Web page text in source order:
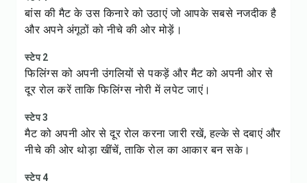
बांस की मैट के उस किनारे को उठाएं जो आपके सबसे नजदीक है
और अपने अंगूठों को नीचे की ओर मोड़ें।
स्टेप 2
फिलिंग्स को अपनी उंगलियों से पकड़ें और मैट को अपनी ओर से
दूर रोल करें ताकि फिलिंग्स नोरी में लपेट जाएं।
स्टेप 3
मैट को अपनी ओर से दूर रोल करना जारी रखें, हल्के से दबाएं और
नीचे की ओर थोड़ा खींचें, ताकि रोल का आकार बन सके।
स्टेप 4